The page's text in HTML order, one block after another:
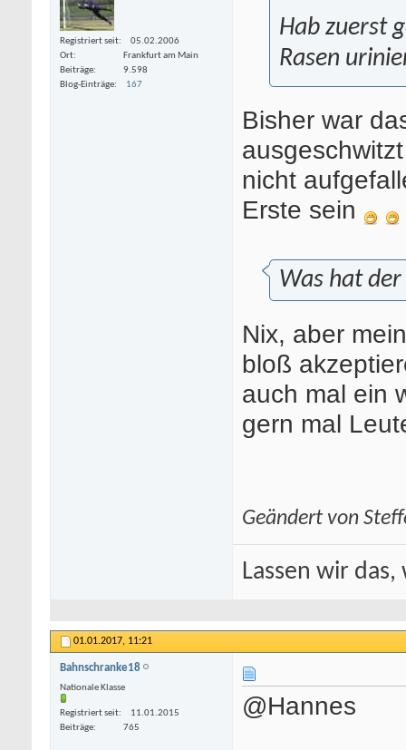
Registriert seit
05.02.2006
Ort
Frankfurt am Main
Beiträge
9.598
Blog-Einträge
167
Hab zuerst
Rasen
Bisher war
nicht
Erste sein
Was hat
Nix, aber
bloß
auch mal ein
gern mal
Geändert von
Lassen wir
01.01.2017, 11:21
Bahnschranke18
Nationale Klasse
Registriert seit
11.01.2015
Beiträge
765
@Hannes